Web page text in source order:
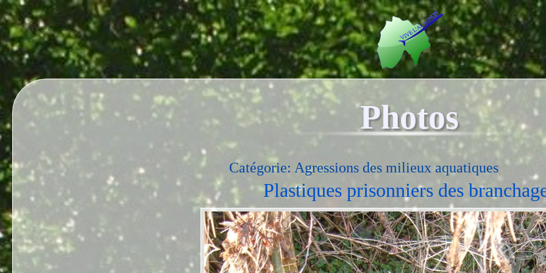
Photos
Catégorie: Agressions des milieux aquatiques
Plastiques prisonniers des